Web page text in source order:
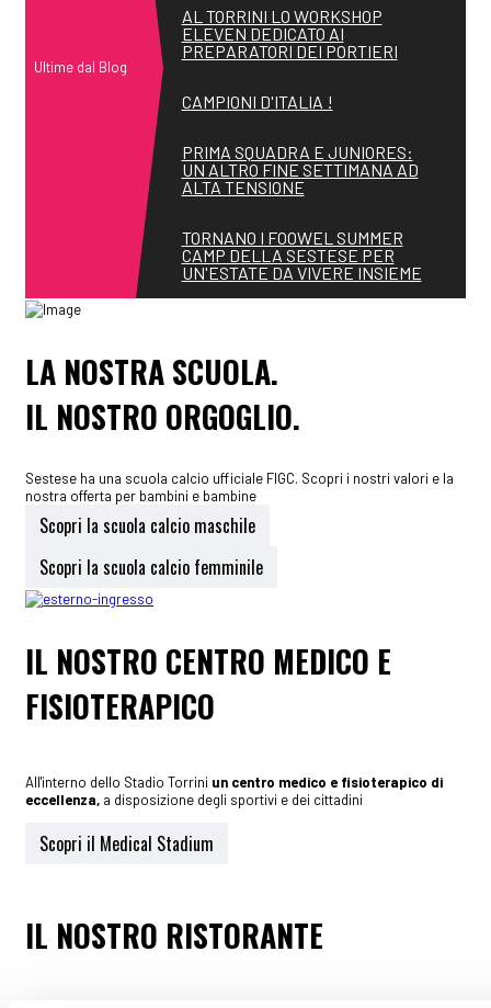
Ultime dal Blog
AL TORRINI LO WORKSHOP
ELEVEN DEDICATO AI
PREPARATORI DEI PORTIERI
CAMPIONI D'ITALIA !
PRIMA SQUADRA E JUNIORES:
UN ALTRO FINE SETTIMANA AD
ALTA TENSIONE
TORNANO I FOOWEL SUMMER
CAMP DELLA SESTESE PER
UN'ESTATE DA VIVERE INSIEME
LA NOSTRA SCUOLA.
IL NOSTRO ORGOGLIO.
Sestese ha una scuola calcio ufficiale FIGC. Scopri i nostri valori e la
nostra offerta per bambini e bambine
Scopri la scuola calcio maschile
Scopri la scuola calcio femminile
IL NOSTRO CENTRO MEDICO E
FISIOTERAPICO
All'interno dello Stadio Torrini un centro medico e fisioterapico di
eccellenza, a disposizione degli sportivi e dei cittadini
Scopri il Medical Stadium
IL NOSTRO RISTORANTE